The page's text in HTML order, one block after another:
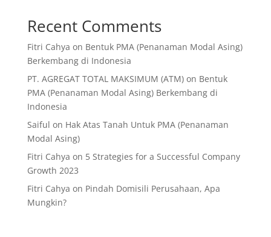
Recent Comments
Fitri Cahya on Bentuk PMA (Penanaman Modal Asing)
Berkembang di Indonesia
PT. AGREGAT TOTAL MAKSIMUM (ATM)on Bentuk
PMA (Penanaman Modal Asing) Berkembang di
Indonesia
Saiful on Hak Atas Tanah Untuk PMA (Penanaman
Modal Asing)
Fitri Cahya on 5 Strategies for a Successful Company
Growth 2023
Fitri Cahya on Pindah Domisili Perusahaan, Apa
Mungkin?